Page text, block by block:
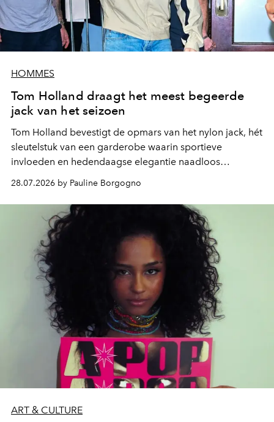
HOMMES
Tom Holland draagt het meest begeerde
jack van het seizoen
Tom Holland bevestigt de opmars van het nylon jack, hét
sleutelstuk van een garderobe waarin sportieve
invloeden en hedendaagse elegantie naadloos
28.07.2026 by Pauline Borgogno
ART & CULTURE